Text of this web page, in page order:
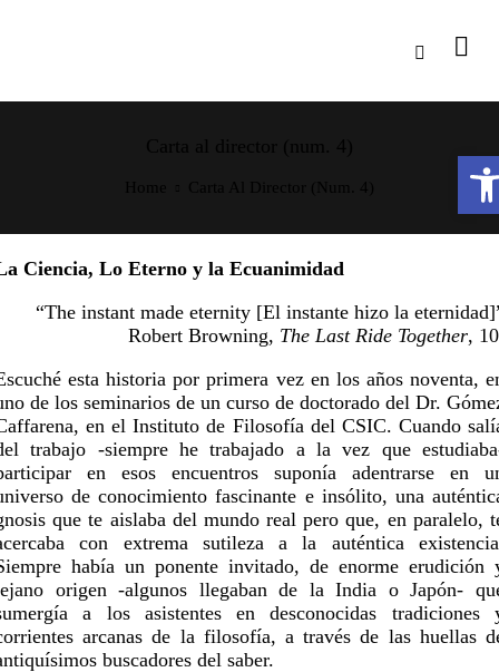
Ciencia, Lo Eterno y la Ecuanimidad
“The instant made eternity [El instante hizo la
Robert Browning, The Last Ride Together,
esta historia por primera vez en los años noventa,
de los seminarios de un curso de doctorado del Dr.
en el Instituto de Filosofía del CSIC. Cuando
trabajo -siempre he trabajado a la vez que
en esos encuentros suponía adentrarse en
de conocimiento fascinante e insólito, una
que te aislaba del mundo real pero que, en paralelo,
con extrema sutileza a la auténtica
había un ponente invitado, de enorme erudición
origen -algunos llegaban de la India o Japón-
a los asistentes en desconocidas tradiciones
arcanas de la filosofía, a través de las huellas
buscadores del saber.
Open toolbar